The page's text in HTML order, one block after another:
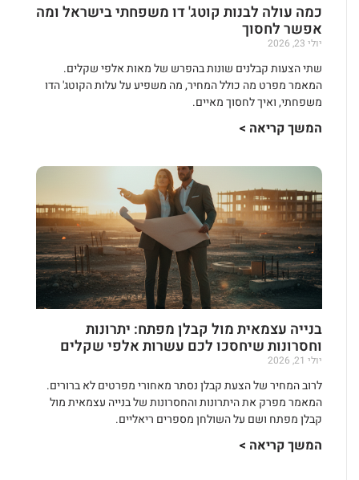
כמה עולה לבנות קוטג' דו משפחתי בישראל ומה
אפשר לחסוך
יולי 23, 2026
שתי הצעות קבלנים שונות בהפרש של מאות אלפי שקלים.
המאמר מפרט מה כולל המחיר, מה משפיע על עלות הקוטג' הדו
משפחתי, ואיך לחסוך מאיים.
המשך קריאה >
בנייה עצמאית מול קבלן מפתח: יתרונות
וחסרונות שיחסכו לכם עשרות אלפי שקלים
יולי 21, 2026
לרוב המחיר של הצעת קבלן נסתר מאחורי מפרטים לא ברורים.
המאמר מפרק את היתרונות והחסרונות של בנייה עצמאית מול
קבלן מפתח ושם על השולחן מספרים ריאליים.
המשך קריאה >